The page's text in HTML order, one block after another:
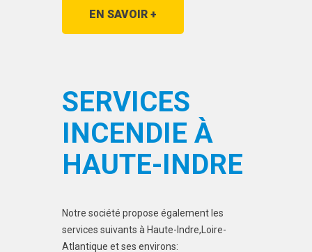
EN SAVOIR +
SERVICES
INCENDIE À
HAUTE-INDRE
Notre société propose également les
services suivants à Haute-Indre,Loire-
Atlantique et ses environs: